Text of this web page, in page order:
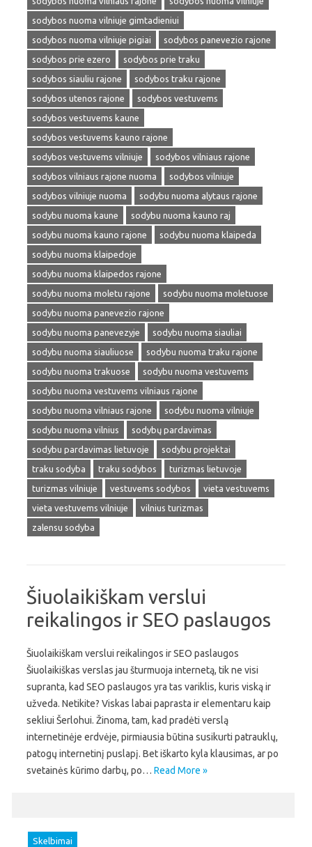
sodybos nuoma vilniuje gimtadieniui
sodybos nuoma vilniuje pigiai
sodybos panevezio rajone
sodybos prie ezero
sodybos prie traku
sodybos siauliu rajone
sodybos traku rajone
sodybos utenos rajone
sodybos vestuvems
sodybos vestuvems kaune
sodybos vestuvems kauno rajone
sodybos vestuvems vilniuje
sodybos vilniaus rajone
sodybos vilniaus rajone nuoma
sodybos vilniuje
sodybos vilniuje nuoma
sodybu nuoma alytaus rajone
sodybu nuoma kaune
sodybu nuoma kauno raj
sodybu nuoma kauno rajone
sodybu nuoma klaipeda
sodybu nuoma klaipedoje
sodybu nuoma klaipedos rajone
sodybu nuoma moletu rajone
sodybu nuoma moletuose
sodybu nuoma panevezio rajone
sodybu nuoma panevezyje
sodybu nuoma siauliai
sodybu nuoma siauliuose
sodybu nuoma traku rajone
sodybu nuoma trakuose
sodybu nuoma vestuvems
sodybu nuoma vestuvems vilniaus rajone
sodybu nuoma vilniaus rajone
sodybu nuoma vilniuje
sodybu nuoma vilnius
sodybų pardavimas
sodybu pardavimas lietuvoje
sodybu projektai
traku sodyba
traku sodybos
turizmas lietuvoje
turizmas vilniuje
vestuvems sodybos
vieta vestuvems
vieta vestuvems vilniuje
vilnius turizmas
zalensu sodyba
Šiuolaikiškam verslui
reikalingos ir SEO paslaugos
Šiuolaikiškam verslui reikalingos ir SEO paslaugos
Šiuolaikiškas verslas jau šturmuoja internetą, tik ne visi
supranta, kad SEO paslaugos yra tas variklis, kuris viską ir
užveda. Netikite? Viskas labai paprasta ir elementaru kaip
sekliui Šerlohui. Žinoma, tam, kad pradėti verslą
internetinėje erdvėje, pirmiausia būtina susikurti patrauklų,
patogų internetinį puslapį. Bet iškarto kyla klausimas, ar po
svetainės kūrimo darbų, po… Read More »
Skelbimai